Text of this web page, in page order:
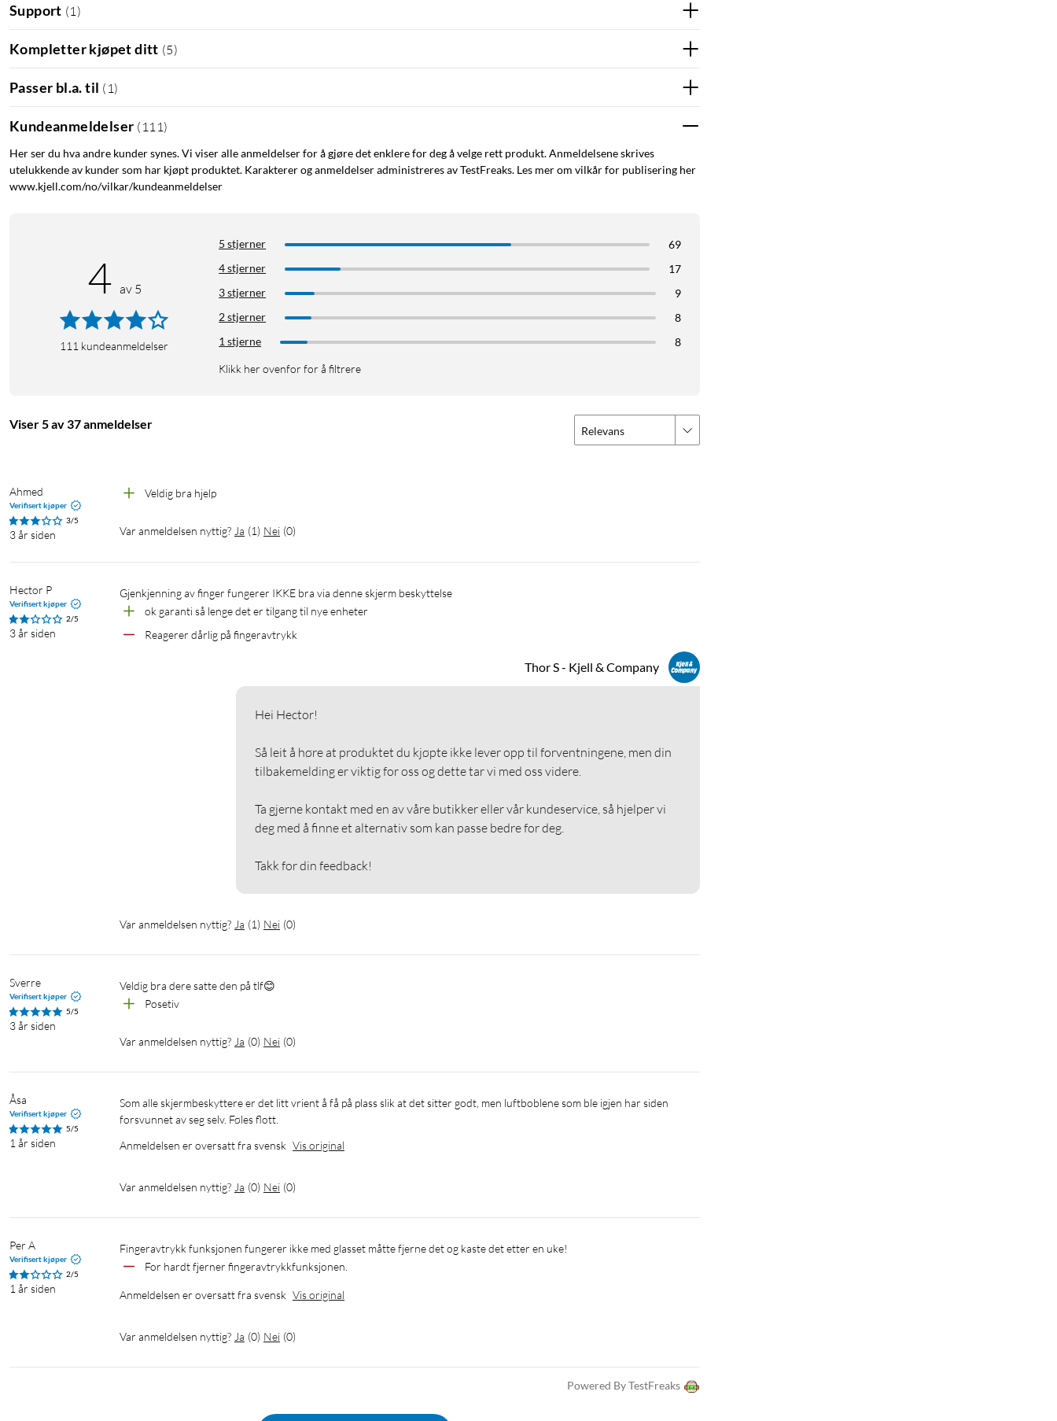
Support (1 )
Kompletter kjøpet ditt (5)
Passer bl.a. til ( 1 )
Kundeanmeldelser ( 111 )
Her ser du hva andre kunder synes. Vi viser alle anmeldelser for å gjøre det enklere for deg å velge rett produkt. Anmeldelsene skrives
utelukkende av kunder som har kjøpt produktet. Karakterer og anmeldelser administreres av TestFreaks. Les mer om vilkår for publisering her
www.kjell.com/no/vilkar/kundeanmeldelser
4 av 5
111 kundeanmeldelser
5 stjerner
69
4 stjerner
17
3 stjerner
9
2 stjerner
8
1 stjerne
8
Klikk her ovenfor for å filtrere
Viser 5 av 37 anmeldelser Relevans
Ahmed
Verifisert kjøper
3/5
3 år siden
Veldig bra hjelp
Var anmeldelsen nyttig? Ja (1) Nei (0)
Hector P
Verifisert kjøper
2/5
3 år siden
gjenkjenning av finger fungerer IKKE bra via denne skjerm beskyttelse
ok garanti så lenge det er tilgang til nye enheter
Reagerer dårlig på fingeravtrykk
Thor S - Kjell & Company
Hei Hector!
Så leit å høre at produktet du kjøpte ikke lever opp til forventningene, men din
tilbakemelding er viktig for oss og dette tar vi med oss videre.
Ta gjerne kontakt med en av våre butikker eller vår kundeservice, så hjelper vi
deg med å finne et alternativ som kan passe bedre for deg.
Takk for din feedback!
Var anmeldelsen nyttig? Ja (1) Nei (0)
Sverre
Verifisert kjøper
5/5
3 år siden
Veldig bra dere satte den på tlf😊
Posetiv
Var anmeldelsen nyttig? Ja (0) Nei (0)
Åsa
Verifisert kjøper
5/5
1 år siden
Som alle skjermbeskyttere er det litt vrient å få på plass slik at det sitter godt, men luftboblene som ble igjen har siden
forsvunnet av seg selv. Føles flott.
Anmeldelsen er oversatt fra svensk Vis original
Var anmeldelsen nyttig? Ja (0) Nei (0)
Per A
Verifisert kjøper
2/5
1 år siden
Fingeravtrykk funksjonen fungerer ikke med glasset måtte fjerne det og kaste det etter en uke!
For hardt fjerner fingeravtrykkfunksjonen.
Anmeldelsen er oversatt fra svensk Vis original
Var anmeldelsen nyttig? Ja (0) Nei (0)
Powered By TestFreaks